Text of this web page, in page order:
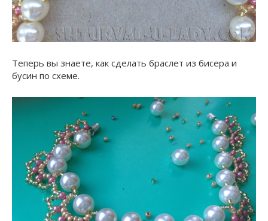
Теперь вы знаете, как сделать браслет из бисера и
бусин по схеме.